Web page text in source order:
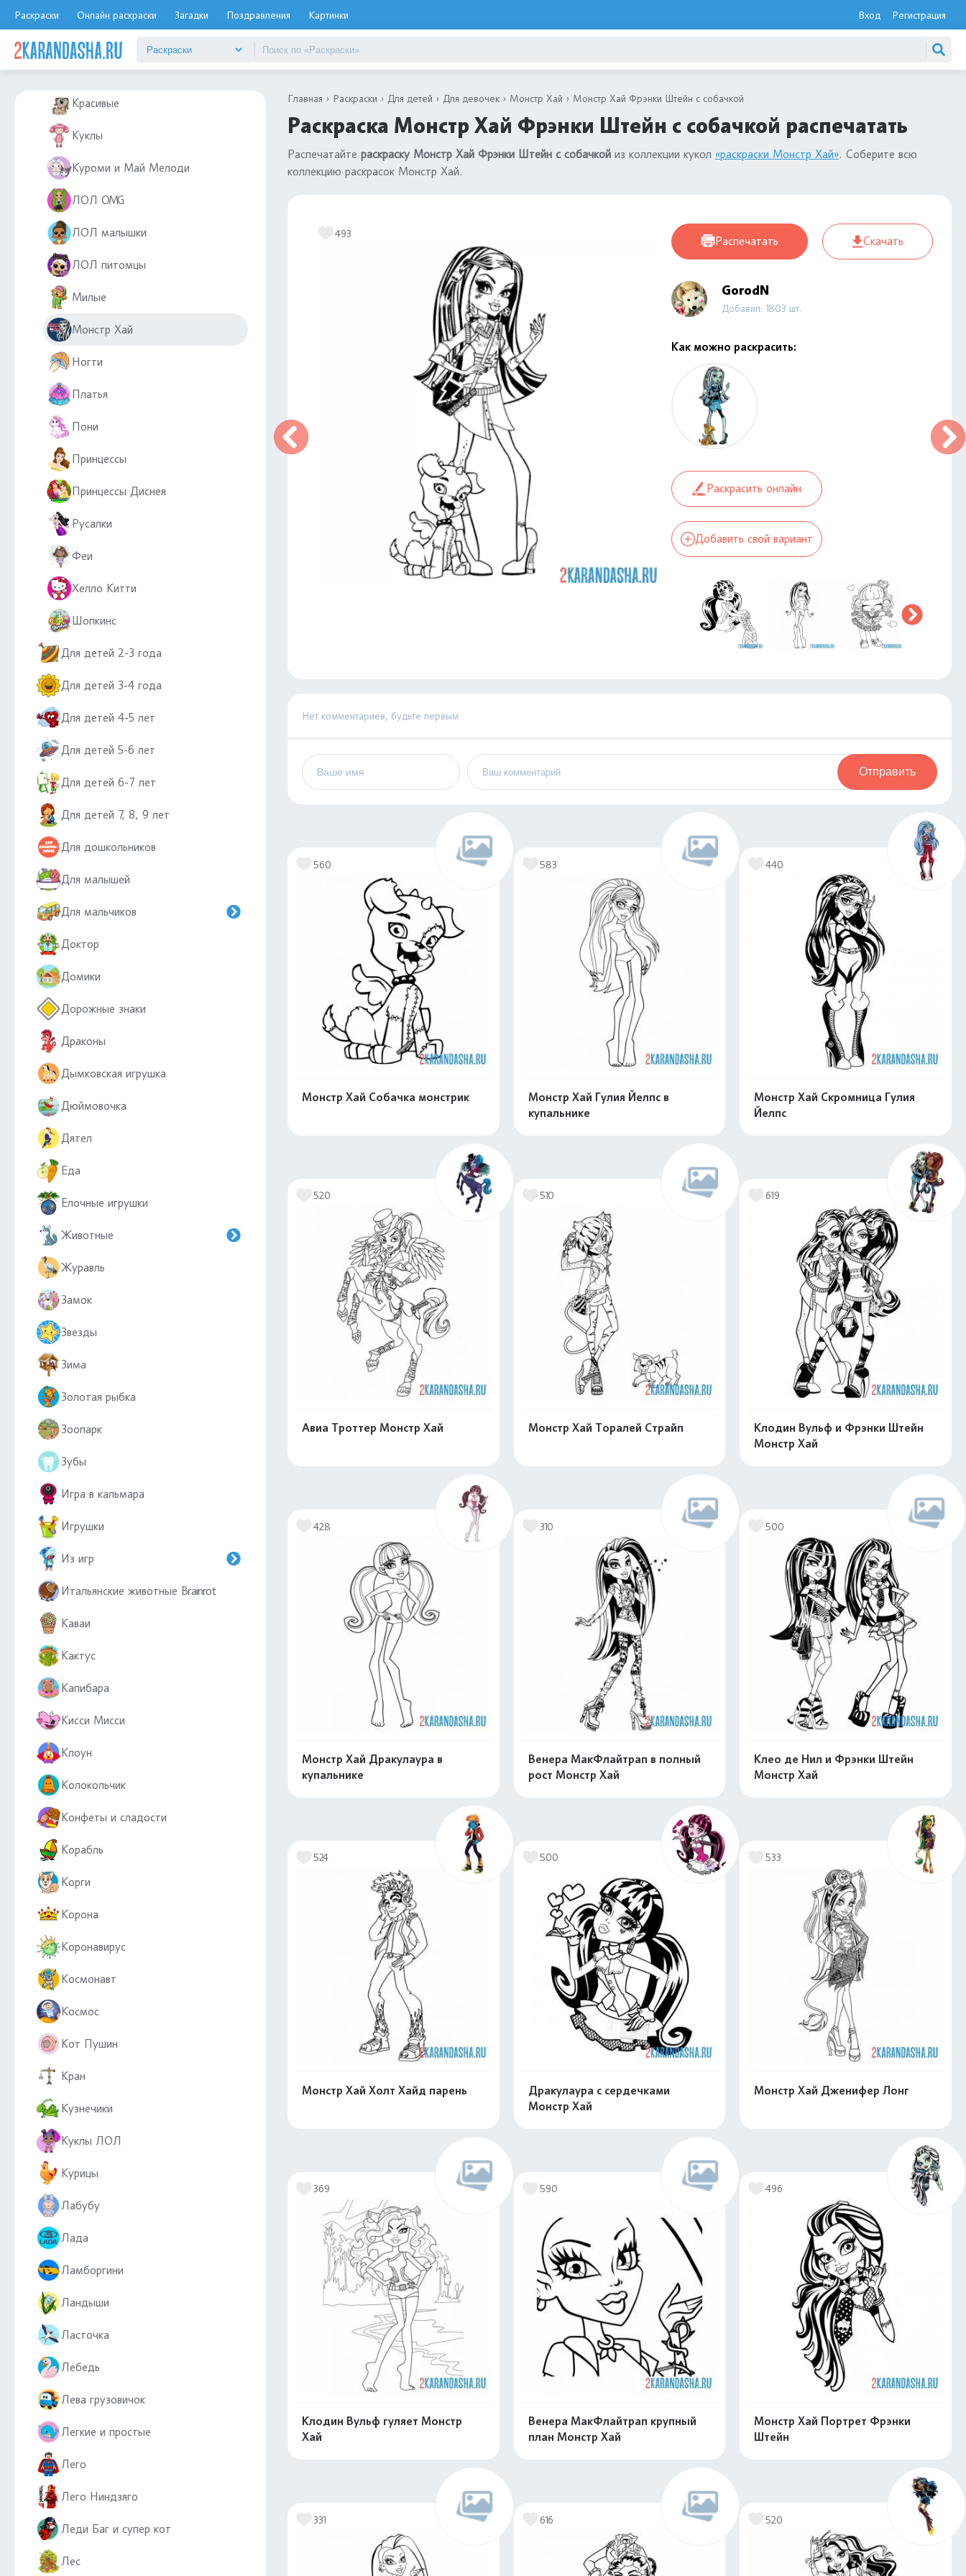
Раскраски Онлайн раскраски Загадки Поздравления Картинки Вход Регистрация
Косметика
Красивые
Куклы
Куроми и Май Мелоди
ЛОЛ OMG
ЛОЛ малышки
ЛОЛ питомцы
Милые
Монстр Хай
Ногти
Платья
Пони
Принцессы
Принцессы Диснея
Русалки
Феи
Хелло Китти
Шопкинс
Для детей 2-3 года
Для детей 3-4 года
Для детей 4-5 лет
Для детей 5-6 лет
Для детей 6-7 лет
Для детей 7, 8, 9 лет
Для дошкольников
Для малышей
Для мальчиков
Доктор
Домики
Дорожные знаки
Драконы
Дымковская игрушка
Дюймовочка
Дятел
Еда
Елочные игрушки
Животные
Журавль
Замок
Звезды
Зима
Золотая рыбка
Зоопарк
Зубы
Игра в кальмара
Игрушки
Из игр
Итальянские животные Brainrot
Каваи
Кактус
Капибара
Кисси Мисси
Клоун
Колокольчик
Конфеты и сладости
Корабль
Корги
Корона
Коронавирус
Космонавт
Космос
Кот Пушин
Кран
Кузнечики
Куклы ЛОЛ
Курицы
Лабубу
Лада
Ламборгини
Ландыши
Ласточка
Лебедь
Лева грузовичок
Легкие и простые
Лего
Лего Ниндзяго
Леди Баг и супер кот
Лес
Главная Раскраски Для детей Для девочек Монстр Хай Монстр Хай Фрэнки Штейн с собачкой
Раскраска Монстр Хай Фрэнки Штейн с собачкой распечатать
Распечатайте раскраску Монстр Хай Фрэнки Штейн с собачкой из коллекции кукол «раскраски Монстр Хай». Соберите всю
коллекцию раскрасок Монстр Хай.
493
Распечатать Скачать
GorodN
Добавил: 1803 шт.
Как можно раскрасить:
Раскрасить онлайн
Добавить свой вариант
Нет комментариев, будьте первым
Отправить
560
Монстр Хай Собачка монстрик
583
Монстр Хай Гулия Йелпс в
купальнике
440
Монстр Хай Скромница Гулия
Йелпс
520
Авиа Троттер Монстр Хай
510
Монстр Хай Торалей Страйп
619
Клодин Вульф и Фрэнки Штейн
Монстр Хай
428
Монстр Хай Дракулаура в
купальнике
310
Венера МакФлайтрап в полный
рост Монстр Хай
Распечатать и скачать
500
Клео де Нил и Фрэнки Штейн
Монстр Хай
524
Монстр Хай Холт Хайд парень
500
Дракулаура с сердечками
Монстр Хай
533
Монстр Хай Дженифер Лонг
369
Клодин Вульф гуляет Монстр
Хай
590
Венера МакФлайтрап крупный
план Монстр Хай
496
Монстр Хай Портрет Фрэнки
Штейн
331 616 520